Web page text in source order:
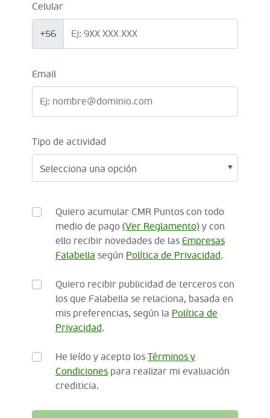
Celular
+56
Email
Tipo de actividad
Quiero acumular CMR Puntos con todo
medio de pago (Ver Reglamento) y con
ello recibir novedades de las Empresas
Falabella según Política de Privacidad.
Quiero recibir publicidad de terceros con
los que Falabella se relaciona, basada en
mis preferencias, según la Política de
Privacidad.
He leído y acepto los Términos y
Condiciones para realizar mi evaluación
crediticia.